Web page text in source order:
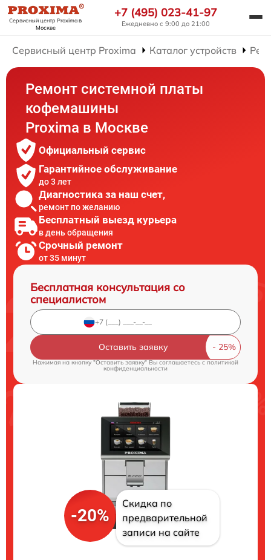
Сервисный центр Proximaв
Москве
+7 (495) 023-41-97
Ежедневно с 9:00 до 21:00
Сервисный центр Proxima Каталог устройств
Ремонт системной платы
кофемашины
Proxima в Москве
Официальный сервис
Гарантийное обслуживание
до 3 лет
Диагностика за наш счет,
ремонт по желанию
Бесплатный выезд курьера
в день обращения
Срочный ремонт
от 35 минут
Бесплатная консультация со
специалистом
Оставить заявку
Нажимая на кнопку "Оставить заявку" Вы соглашаетесь cполитикой
конфиденциальности
-20%
Скидка по
предварительной
записи на сайте